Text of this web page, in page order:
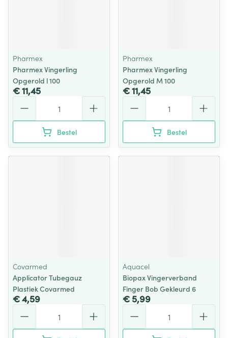
Pharmex
Pharmex Vingerling
Opgerold l 100
€ 11,45
Bestel
Pharmex
Pharmex Vingerling
Opgerold M 100
€ 11,45
Bestel
Covarmed
Applicator Tubegauz
Plastiek Covarmed
€ 4,59
Aquacel
Biopax Vingerverband
Finger Bob Gekleurd 6
€ 5,99